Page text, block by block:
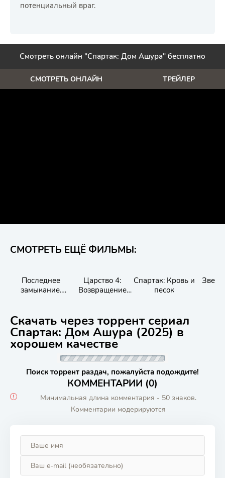
потенциальный враг.
Смотреть онлайн "Спартак: Дом Ашура" бесплатно
СМОТРЕТЬ ОНЛАЙН ТРЕЙЛЕР
СМОТРЕТЬ ЕЩЁ ФИЛЬМЫ:
Последнее
замыкание.
Царство 4:
Возвращение
Спартак: Кровь и
песок
Скачать через торрент сериал
Спартак: Дом Ашура (2025) в
хорошем качестве
Поиск торрент раздач, пожалуйста подождите!
КОММЕНТАРИИ (0)
Минимальная длина комментария - 50 знаков.
Комментарии модерируются